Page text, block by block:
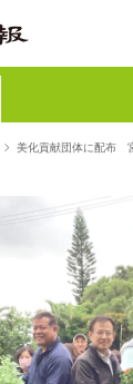
美化貢献団体に配布